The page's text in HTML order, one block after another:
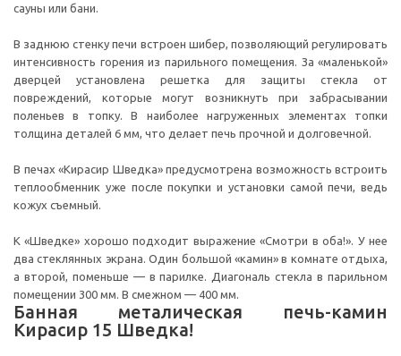
сауны или бани.
В заднюю стенку печи встроен шибер, позволяющий регулировать
интенсивность горения из парильного помещения. За «маленькой»
дверцей установлена решетка для защиты стекла от
повреждений, которые могут возникнуть при забрасывании
поленьев в топку. В наиболее нагруженных элементах топки
толщина деталей 6 мм, что делает печь прочной и долговечной.
В печах «Кирасир Шведка» предусмотрена возможность встроить
теплообменник уже после покупки и установки самой печи, ведь
кожух съемный.
К «Шведке» хорошо подходит выражение «Смотри в оба!». У нее
два стеклянных экрана. Один большой «камин» в комнате отдыха,
а второй, поменьше — в парилке. Диагональ стекла в парильном
помещении 300 мм. В смежном — 400 мм.
Банная металическая печь-камин
Кирасир 15 Шведка!